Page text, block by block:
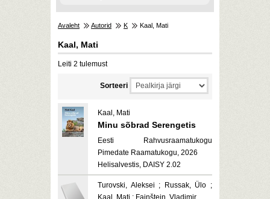
Avaleht Autorid K Kaal, Mati
Kaal, Mati
Leiti 2 tulemust
Sorteeri
Kaal, Mati
Minu sõbrad Serengetis
Eesti Rahvusraamatukogu
Pimedate Raamatukogu, 2026
Helisalvestis, DAISY 2.02
Turovski, Aleksei ; Russak, Ülo ;
Kaal, Mati ; Fainštein, Vladimir